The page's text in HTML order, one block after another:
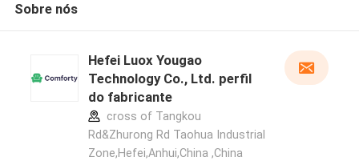
Sobre nós
Hefei Luox Yougao
Technology Co., Ltd. perfil
do fabricante
cross of Tangkou
Rd&Zhurong Rd Taohua Industrial
Zone,Hefei,Anhui,China ,China